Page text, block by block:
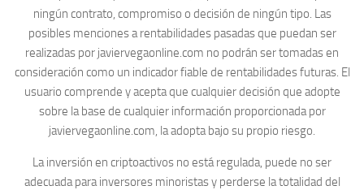
ningún contrato, compromiso o decisión de ningún tipo. Las
posibles menciones a rentabilidades pasadas que puedan ser
realizadas por javiervegaonline.com no podrán ser tomadas en
consideración como un indicador fiable de rentabilidades futuras. El
usuario comprende y acepta que cualquier decisión que adopte
sobre la base de cualquier información proporcionada por
javiervegaonline.com, la adopta bajo su propio riesgo.
La inversión en criptoactivos no está regulada, puede no ser
adecuada para inversores minoristas y perderse la totalidad del